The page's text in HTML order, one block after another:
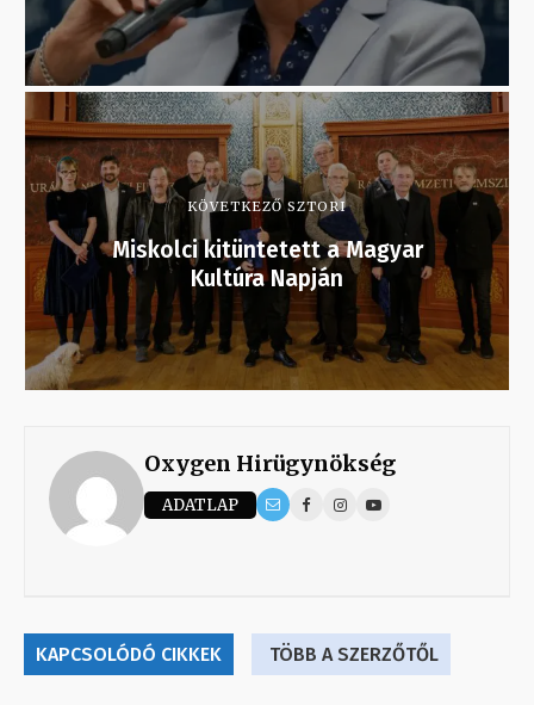
KÖVETKEZŐ SZTORI
Miskolci kitüntetett a Magyar
Kultúra Napján
Oxygen Hirügynökség
ADATLAP
KAPCSOLÓDÓ CIKKEK TÖBB A SZERZŐTŐL